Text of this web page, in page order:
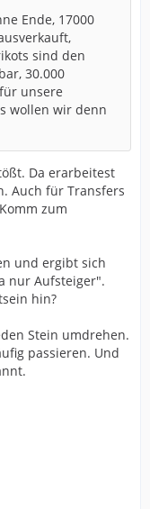
Ende, 17000
sind den
30.000
unsere
wollen wir denn
Da erarbeitest
Auch für Transfers
zum
und ergibt sich
nur Aufsteiger".
hin?
Stein umdrehen.
passieren. Und